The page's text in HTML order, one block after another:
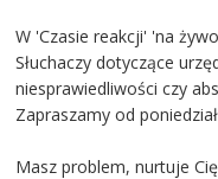
W 'Czasie reakcji' 'na
Słuchaczy dotyczące
niesprawiedliwości czy
Zapraszamy od
Masz problem, nurtuje